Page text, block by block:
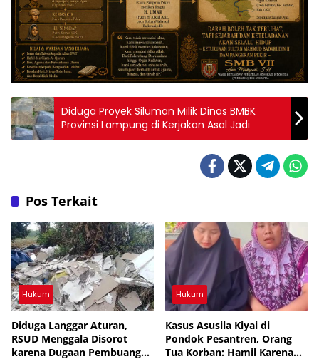
Diduga Proyek Siluman Milik Dinas BMBK
Provinsi Lampung di Kerjakan Asal Jadi
Pos Terkait
Hukum
Diduga Langgar Aturan,
RSUD Menggala Disorot
karena Dugaan Pembuangan
Hukum
Kasus Asusila Kiyai di
Pondok Pesantren, Orang
Tua Korban: Hamil Karena